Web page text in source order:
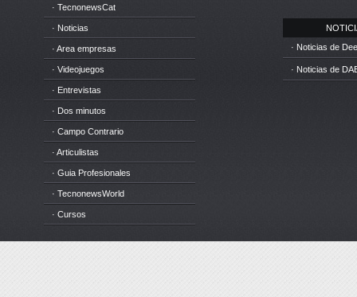
· TecnonewsCat
· Noticias
· Area empresas
· Videojuegos
· Entrevistas
· Dos minutos
· Campo Contrario
· Articulistas
· Guia Profesionales
· TecnonewsWorld
· Cursos
· Noticias de
· Noticias de